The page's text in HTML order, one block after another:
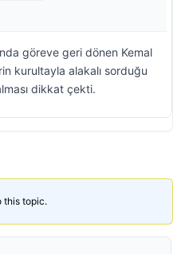
göreve geri dönen Kemal
kurultayla alakalı sorduğu
dikkat çekti.
this topic.